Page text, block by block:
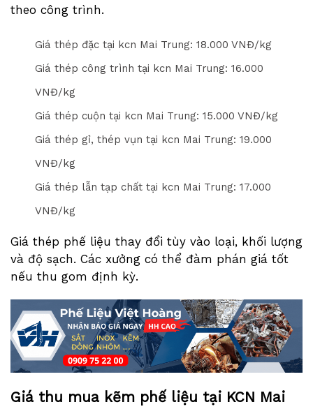
theo công trình.
Giá thép đặc tại kcn Mai Trung: 18.000 VNĐ/kg
Giá thép công trình tại kcn Mai Trung: 16.000
VNĐ/kg
Giá thép cuộn tại kcn Mai Trung: 15.000 VNĐ/kg
Giá thép gỉ, thép vụn tại kcn Mai Trung: 19.000
VNĐ/kg
Giá thép lẫn tạp chất tại kcn Mai Trung: 17.000
VNĐ/kg
Giá thép phế liệu thay đổi tùy vào loại, khối lượng
và độ sạch. Các xưởng có thể đàm phán giá tốt
nếu thu gom định kỳ.
Giá thu mua kẽm phế liệu tại KCN Mai